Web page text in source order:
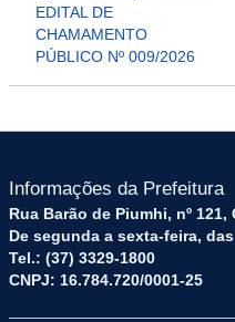
EDITAL DE
CHAMAMENTO
PÚBLICO Nº 009/2026
Informações da Prefeitura
Rua Barão de Piumhi, nº 121,
De segunda a sexta-feira,
Tel.: (37) 3329-1800
CNPJ: 16.784.720/0001-25